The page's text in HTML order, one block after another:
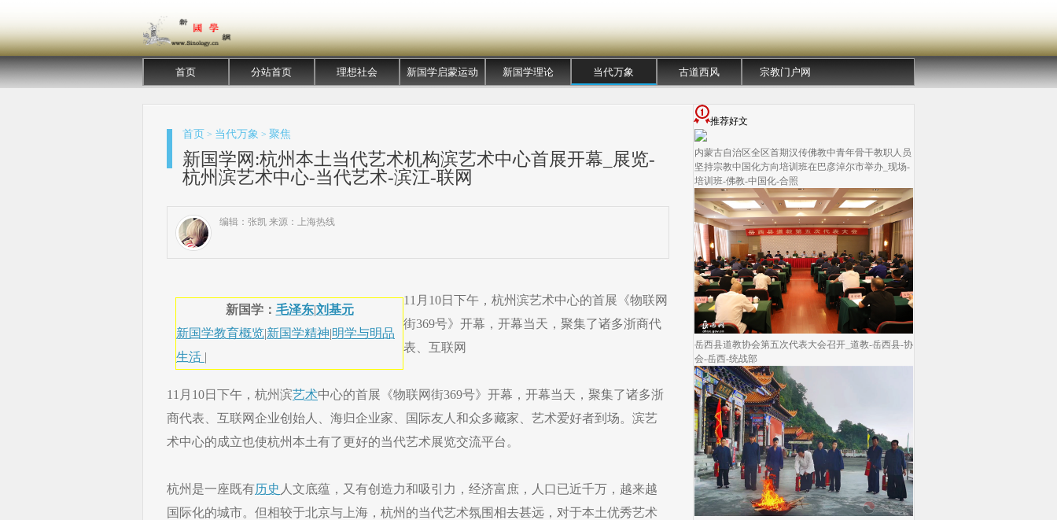
首页 分站首页 理想社会 新国学启蒙运动 新国学理论 当代万象 古道西风 宗教门户网
首页 > 当代万象 > 聚焦
新国学网:杭州本土当代艺术机构滨艺术中心首展开幕_展览-
杭州滨艺术中心-当代艺术-滨江-联网
编辑：张凯 来源：上海热线
新国学： 毛泽东|刘基元
新国学教育概览|新国学精神|明学与明品
生活 |
11月10日下午，杭州滨艺术中心的首展《物联网
街369号》开幕，开幕当天，聚集了诸多浙商代
表、互联网
11月10日下午，杭州滨艺术中心的首展《物联网街369号》开幕，开幕当天，聚集了诸多浙
商代表、互联网企业创始人、海归企业家、国际友人和众多藏家、艺术爱好者到场。滨艺
术中心的成立也使杭州本土有了更好的当代艺术展览交流平台。
杭州是一座既有历史 人文底蕴，又有创造力和吸引力，经济富庶，人口已近千万，越来越
国际化的城市。但相较于北京与上海，杭州的当代艺术氛围相去甚远，对于本土优秀艺术
推荐好文
内蒙古自治区全区首期汉传佛教中青年骨干教职人员
坚持宗教中国化方向培训班在巴彦淖尔市举办_现场-
培训班-佛教-中国化-合照
岳西县道教协会第五次代表大会召开_道教-岳西县-协
会-岳西-统战部